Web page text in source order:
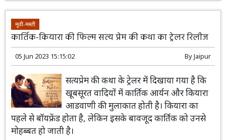
मूवी-मस्ती
कार्तिक-कियारा की फिल्म सत्य प्रेम की कथा का ट्रेलर रिलीज
05 Jun 2023 15:15:02 ByJaipur
सत्यप्रेम की कथा के ट्रेलर में दिखाया गया है कि
खूबसूरत वादियों में कार्तिक आर्यन और कियारा
आडवाणी की मुलाकात होती है। कियारा का
पहले से बॉयफ्रेंड होता है, लेकिन इसके बावजूद कार्तिक को उनसे
मोहब्बत हो जाती है।